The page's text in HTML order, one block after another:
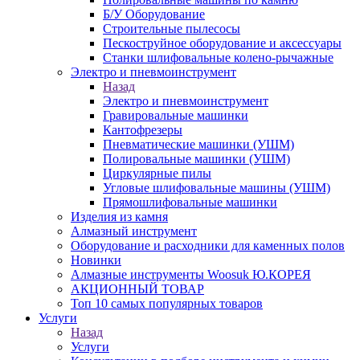
Б/У Оборудование
Строительные пылесосы
Пескоструйное оборудование и аксессуары
Станки шлифовальные колено-рычажные
Электро и пневмоинструмент
Назад
Электро и пневмоинструмент
Гравировальные машинки
Кантофрезеры
Пневматические машинки (УШМ)
Полировальные машинки (УШМ)
Циркулярные пилы
Угловые шлифовальные машины (УШМ)
Прямошлифовальные машинки
Изделия из камня
Алмазный инструмент
Оборудование и расходники для каменных полов
Новинки
Алмазные инструменты Woosuk Ю.КОРЕЯ
АКЦИОННЫЙ ТОВАР
Топ 10 самых популярных товаров
Услуги
Назад
Услуги